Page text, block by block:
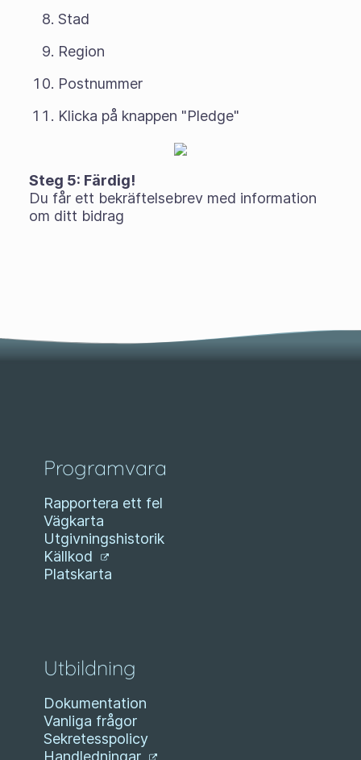
Stad
Region
Postnummer
Klicka på knappen "Pledge"
Steg 5: Färdig!
Du får ett bekräftelsebrev med information
om ditt bidrag
Programvara
Rapportera ett fel
Vägkarta
Utgivningshistorik
Källkod
Platskarta
Utbildning
Dokumentation
Vanliga frågor
Sekretesspolicy
Handledningar